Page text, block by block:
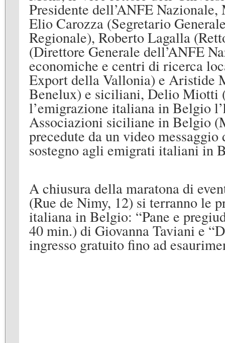
Presidente dell’ANFE
Elio Carozza (Segretario
Regionale), Roberto Lagalla
(Direttore Generale dell’ANFE
economiche e centri di ricerca
Export della Vallonia) e Aristide
Benelux) e siciliani, Delio Miotti
l’emigrazione italiana in Belgio
Associazioni siciliane in Belgio
precedute da un video
sostegno agli emigrati italiani in
A chiusura della maratona di
(Rue de Nimy, 12) si terranno le
italiana in Belgio: “Pane e
40 min.) di Giovanna Taviani e
ingresso gratuito fino ad